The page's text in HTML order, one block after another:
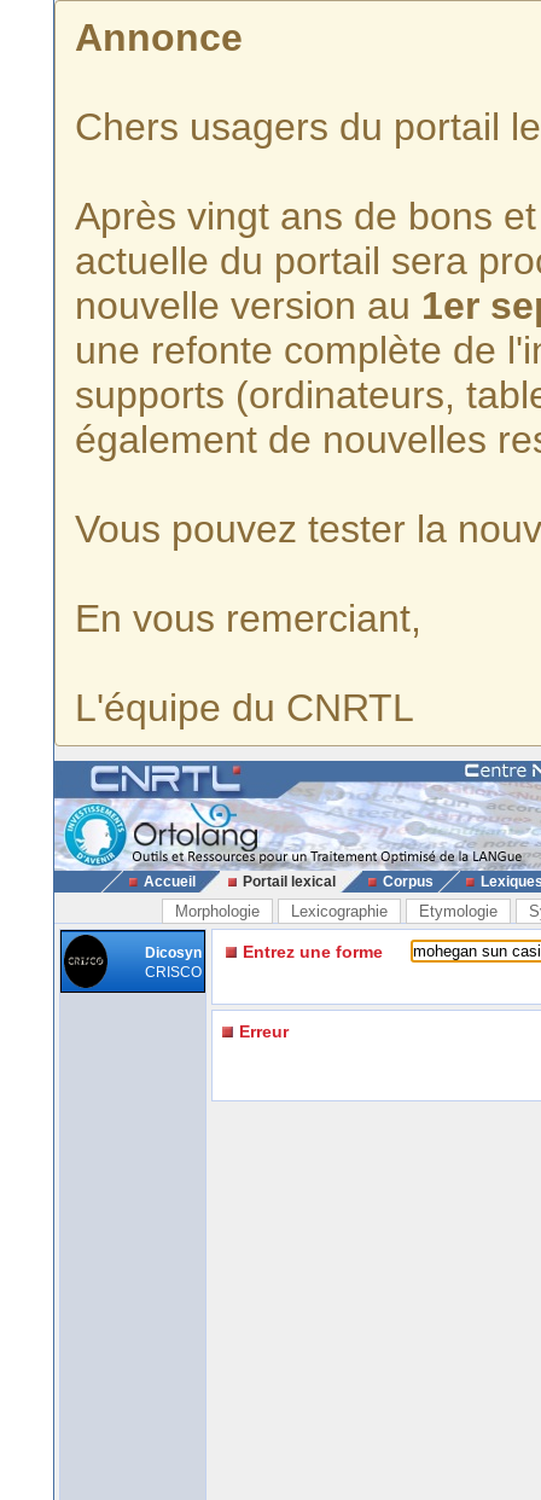
Annonce
Chers usagers du portail
Après vingt ans de bons
actuelle du portail sera
nouvelle version au 1er
une refonte complète de
supports (ordinateurs,
également de nouvelles
Vous pouvez tester la
En vous remerciant,
L'équipe du CNRTL
Accueil Portail lexical Corpus
Morphologie Lexicographie Etymologie
Dicosyn
CRISCO
Entrez une forme
Erreur